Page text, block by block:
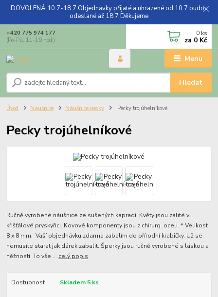
DOVOLENÁ 10.7-18.7 Objednávky přijaté a uhrazené od 10.7 budou
odeslané až 18.7 Děkujeme
Menu
Hledat
+420 775 974 177
(Po-Pá, 11-19 hod.)
0 ks
za 0 Kč
Úvod Náušnice Náušnice pecky Pecky trojúhelníkové
Pecky trojúhelníkové
Ručně vyrobené náušnice ze sušených kapradí. Květy jsou zalité v
křišťálové pryskyřici. Kovové komponenty jsou z chirurg. oceli. * Velikost
8 x 8 mm. Vaší objednávku zdarma zabalím do přírodní krabičky. Už se
nemusíte starat jak dárek zabalit. Šperky jsou ručně vyrobené s láskou a
něžností. To vše ... celý popis
Dostupnost Skladem 5 ks